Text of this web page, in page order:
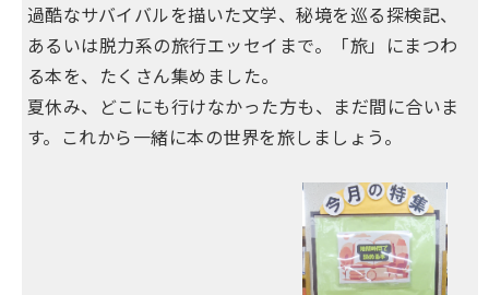
過酷なサバイバルを描いた文学、秘境を巡る探検記、
あるいは脱力系の旅行エッセイまで。「旅」にまつわ
る本を、たくさん集めました。
夏休み、どこにも行けなかった方も、まだ間に合いま
す。これから一緒に本の世界を旅しましょう。